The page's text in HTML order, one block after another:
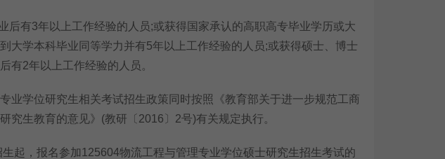
有3年以上工作经验的人员;或获得国家承认的高职高专毕业学历或大
大学本科毕业同等学力并有5年以上工作经验的人员;或获得硕士、博士
有2年以上工作经验的人员。
专业学位研究生相关考试招生政策同时按照《教育部关于进一步规范工商
究生教育的意见》(教研〔2016〕2号)有关规定执行。
，报名参加125604物流工程与管理专业学位硕士研究生招生考试的